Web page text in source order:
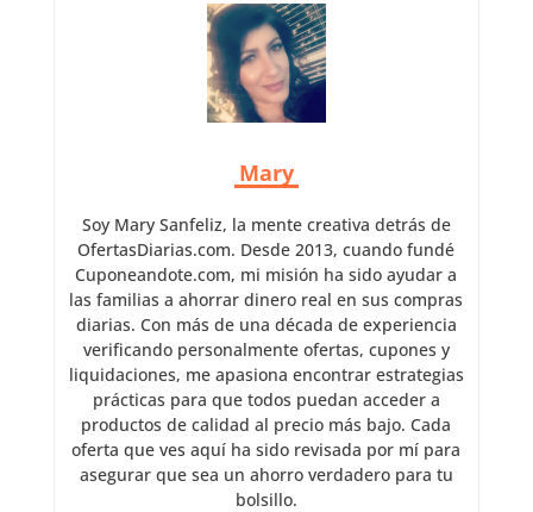
Mary
Soy Mary Sanfeliz, la mente creativa detrás de
OfertasDiarias.com. Desde 2013, cuando fundé
Cuponeandote.com, mi misión ha sido ayudar a
las familias a ahorrar dinero real en sus compras
diarias. Con más de una década de experiencia
verificando personalmente ofertas, cupones y
liquidaciones, me apasiona encontrar estrategias
prácticas para que todos puedan acceder a
productos de calidad al precio más bajo. Cada
oferta que ves aquí ha sido revisada por mí para
asegurar que sea un ahorro verdadero para tu
bolsillo.